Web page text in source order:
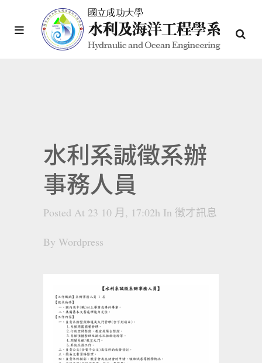
水利系誠徵系辦
事務人員
Posted At 23 10 月, 17:02h In 徵才訊息
By Wordpress